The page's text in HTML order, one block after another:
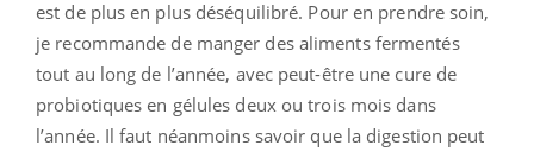
est de plus en plus déséquilibré. Pour en prendre soin,
je recommande de manger des aliments fermentés
tout au long de l’année, avec peut-être une cure de
probiotiques en gélules deux ou trois mois dans
l’année. Il faut néanmoins savoir que la digestion peut